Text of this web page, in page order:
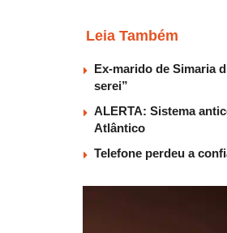
Leia Também
Ex-marido de Simaria
serei”
ALERTA: Sistema
Atlântico
Telefone perdeu a